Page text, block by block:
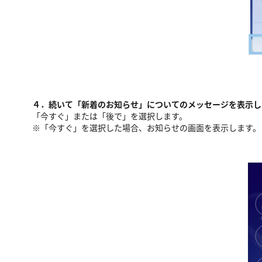
４．続いて「新着のお知らせ」についてのメッセージを表示
「今すぐ」または「後で」を選択します。
※「今すぐ」を選択した場合、お知らせの画面を表示します。